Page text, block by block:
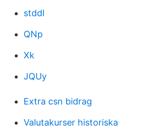
stddI
QNp
Xk
JQUy
Extra csn bidrag
Valutakurser historiska